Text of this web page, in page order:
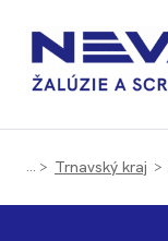
Trnavský kraj